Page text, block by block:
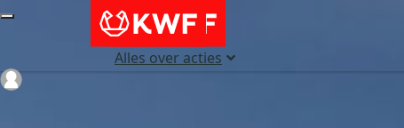
Alles over acties